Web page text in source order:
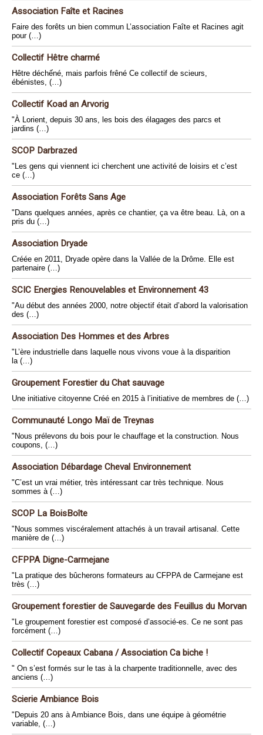
Association Faîte et Racines
Faire des forêts un bien commun L’association Faîte et Racines agit
pour (…)
Collectif Hêtre charmé
Hêtre déchếné, mais parfois frêné Ce collectif de scieurs,
ébénistes, (…)
Collectif Koad an Arvorig
"À Lorient, depuis 30 ans, les bois des élagages des parcs et
jardins (…)
SCOP Darbrazed
"Les gens qui viennent ici cherchent une activité de loisirs et c’est
ce (…)
Association Forêts Sans Age
"Dans quelques années, après ce chantier, ça va être beau. Là, on a
pris du (…)
Association Dryade
Créée en 2011, Dryade opère dans la Vallée de la Drôme. Elle est
partenaire (…)
SCIC Energies Renouvelables et Environnement 43
"Au début des années 2000, notre objectif était d’abord la valorisation
des (…)
Association Des Hommes et des Arbres
"L’ère industrielle dans laquelle nous vivons voue à la disparition
la (…)
Groupement Forestier du Chat sauvage
Une initiative citoyenne Créé en 2015 à l’initiative de membres de (…)
Communauté Longo Maï de Treynas
"Nous prélevons du bois pour le chauffage et la construction. Nous
coupons, (…)
Association Débardage Cheval Environnement
"C’est un vrai métier, très intéressant car très technique. Nous
sommes à (…)
SCOP La BoisBoîte
"Nous sommes viscéralement attachés à un travail artisanal. Cette
manière de (…)
CFPPA Digne-Carmejane
"La pratique des bûcherons formateurs au CFPPA de Carmejane est
très (…)
Groupement forestier de Sauvegarde des Feuillus du Morvan
"Le groupement forestier est composé d’associé-es. Ce ne sont pas
forcément (…)
Collectif Copeaux Cabana / Association Ca biche !
" On s’est formés sur le tas à la charpente traditionnelle, avec des
anciens (…)
Scierie Ambiance Bois
"Depuis 20 ans à Ambiance Bois, dans une équipe à géométrie
variable, (…)